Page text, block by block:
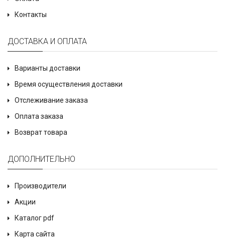
Контакты
ДОСТАВКА И ОПЛАТА
Варианты доставки
Время осуществления доставки
Отслеживание заказа
Оплата заказа
Возврат товара
ДОПОЛНИТЕЛЬНО
Производители
Акции
Каталог pdf
Карта сайта